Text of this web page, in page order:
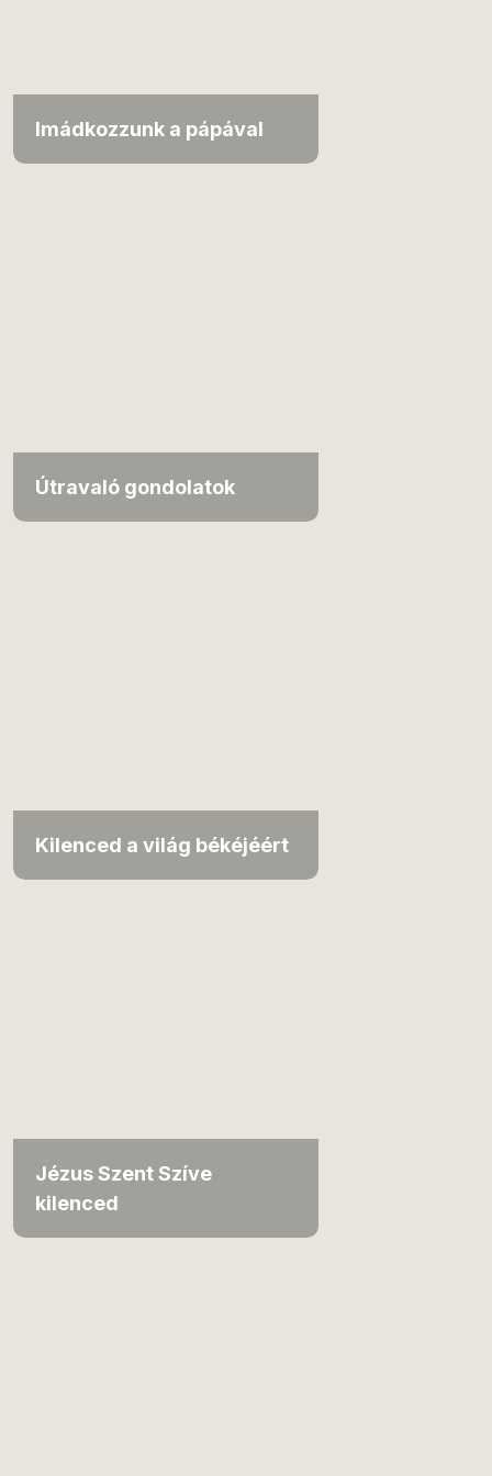
Imádkozzunk a pápával
Útravaló gondolatok
Kilenced a világ békéjéért
Jézus Szent Szíve
kilenced